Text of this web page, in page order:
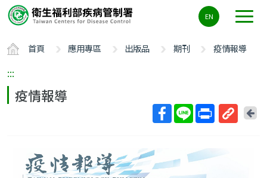
要
容
ALT+C
EN
首頁 應用專區 出版品 期刊 疫情報導
:::
疫情報導
回